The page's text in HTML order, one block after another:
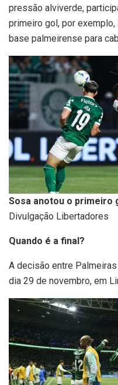
pressão alviverde,
primeiro gol, por
base palmeirense para
Sosa anotou o primeiro
Divulgação Libertadores
Quando é a final?
A decisão entre
dia 29 de novembro, em